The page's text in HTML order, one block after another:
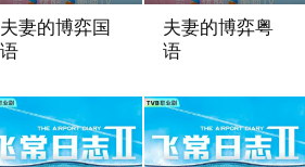
超越自我，然而，當欲望失控，過份
夫妻的博弈国
语
夫妻的博弈粤
语